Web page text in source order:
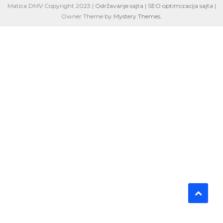
Matica DMV Copyright 2023 | Održavanje sajta | SEO optimizacija sajta |
Owner Theme by Mystery Themes.